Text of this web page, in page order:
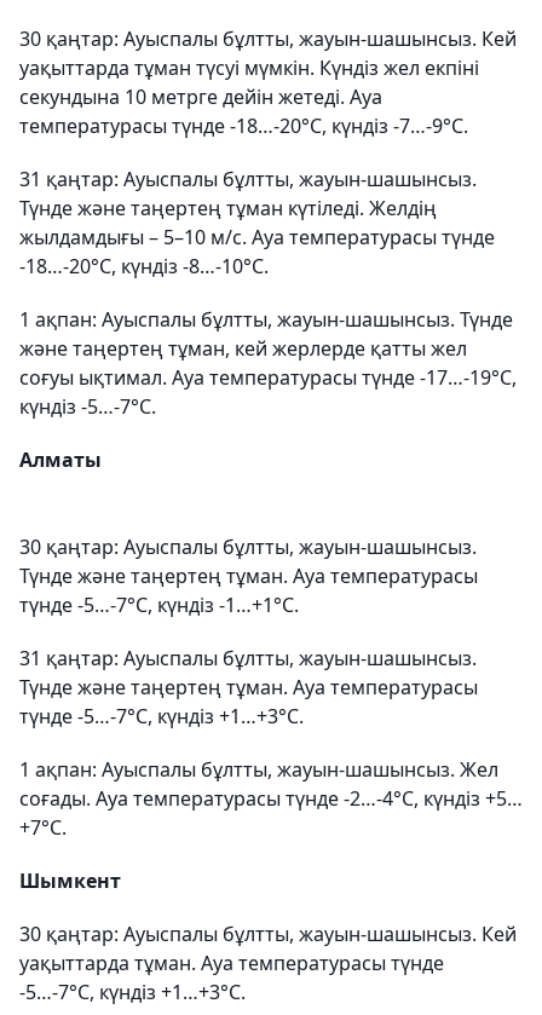
30 қаңтар: Ауыспалы бұлтты, жауын-шашынсыз. Кей
уақыттарда тұман түсуі мүмкін. Күндіз жел екпіні
секундына 10 метрге дейін жетеді. Ауа
температурасы түнде -18…-20°С, күндіз -7…-9°С.
31 қаңтар: Ауыспалы бұлтты, жауын-шашынсыз.
Түнде және таңертең тұман күтіледі. Желдің
жылдамдығы – 5–10 м/с. Ауа температурасы түнде
-18…-20°С, күндіз -8…-10°С.
1 ақпан: Ауыспалы бұлтты, жауын-шашынсыз. Түнде
және таңертең тұман, кей жерлерде қатты жел
соғуы ықтимал. Ауа температурасы түнде -17…-19°С,
күндіз -5…-7°С.
Алматы
30 қаңтар: Ауыспалы бұлтты, жауын-шашынсыз.
Түнде және таңертең тұман. Ауа температурасы
түнде -5…-7°С, күндіз -1…+1°С.
31 қаңтар: Ауыспалы бұлтты, жауын-шашынсыз.
Түнде және таңертең тұман. Ауа температурасы
түнде -5…-7°С, күндіз +1…+3°С.
1 ақпан: Ауыспалы бұлтты, жауын-шашынсыз. Жел
соғады. Ауа температурасы түнде -2…-4°С, күндіз +5…
+7°С.
Шымкент
30 қаңтар: Ауыспалы бұлтты, жауын-шашынсыз. Кей
уақыттарда тұман. Ауа температурасы түнде
-5…-7°С, күндіз +1…+3°С.